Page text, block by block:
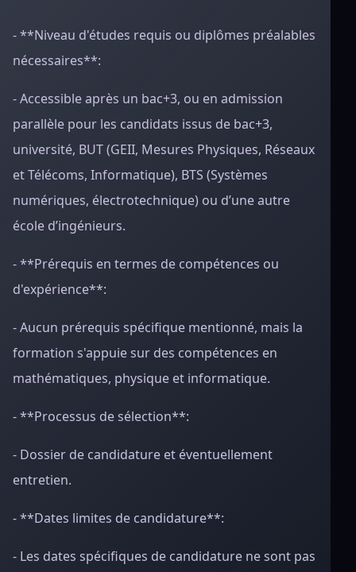
- **Niveau d'études requis ou diplômes préalables
nécessaires**:
- Accessible après un bac+3, ou en admission
parallèle pour les candidats issus de bac+3,
université, BUT (GEII, Mesures Physiques, Réseaux
et Télécoms, Informatique), BTS (Systèmes
numériques, électrotechnique) ou d’une autre
école d’ingénieurs.
- **Prérequis en termes de compétences ou
d'expérience**:
- Aucun prérequis spécifique mentionné, mais la
formation s'appuie sur des compétences en
mathématiques, physique et informatique.
- **Processus de sélection**:
- Dossier de candidature et éventuellement
entretien.
- **Dates limites de candidature**:
- Les dates spécifiques de candidature ne sont pas